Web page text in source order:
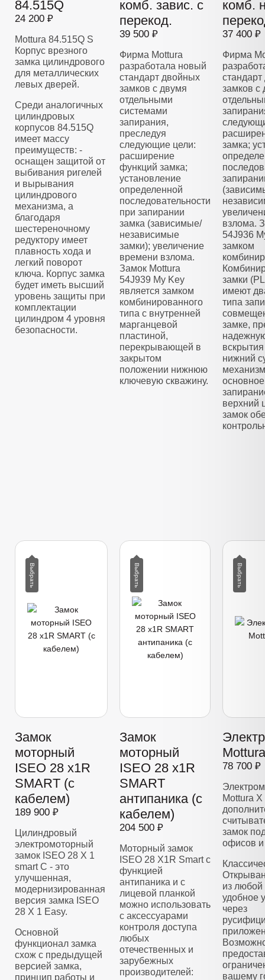
84.515Q
24 200 ₽
Mottura 84.515Q S
Корпус врезного
замка цилиндрового
для металлических
левых дверей.
Среди аналогичных
цилиндровых
корпусов 84.515Q
имеет массу
преимуществ: -
оснащен защитой от
выбивания ригелей
и вырывания
цилиндрового
механизма, а
благодаря
шестереночному
редуктору имеет
плавность хода и
легкий поворот
ключа. Корпус замка
будет иметь высший
уровень защиты при
комплектации
цилиндром 4 уровня
безопасности.
комб. завис. с
перекод.
39 500 ₽
Фирма Mottura
разработала новый
стандарт двойных
замков с двумя
отдельными
системами
запирания,
преследуя
следующие цели:
расширение
функций замка;
установление
определенной
последовательности
при запирании
замка (зависимые/
независимые
замки); увеличение
времени взлома.
Замок Mottura
54J939 My Key
является замком
комбинированного
типа с внутренней
марганцевой
пластиной,
перекрывающей в
закрытом
положении нижнюю
ключевую скважину.
комб.
37 400 ₽
Фирма
замков с
замка;
взлома.
54J936
замком
замки
имеют
типа
замке,
нижний
верхний
замок
Замок
моторный
ISEO 28 x1R
SMART (с
кабелем)
189 900 ₽
Цилиндровый
электромоторный
замок ISEO 28 Х 1
smart C - это
улучшенная,
модернизированная
версия замка ISEO
28 X 1 Easy.
Основной
функционал замка
схож с предыдущей
версией замка,
принцип работы и
Замок
моторный
ISEO 28 x1R
SMART
антипаника (с
кабелем)
204 500 ₽
Моторный замок
ISEO 28 X1R Smart с
функцией
антипаника и с
лицевой планкой
можно использовать
с аксессуарами
контроля доступа
любых
отечественных и
зарубежных
производителей:
78 700 ₽
Mottura
замок
офисов и
из любой
удобное
через
вашему